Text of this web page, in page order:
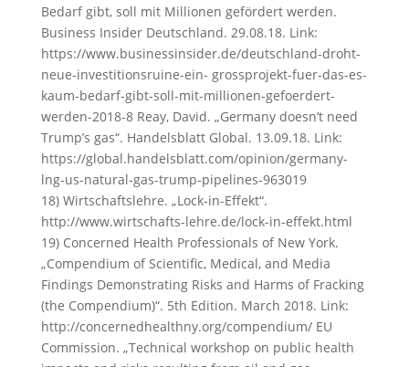
Bedarf gibt, soll mit Millionen gefördert werden.
Business Insider Deutschland. 29.08.18. Link:
https://www.businessinsider.de/deutschland-droht-
neue-investitionsruine-ein- grossprojekt-fuer-das-es-
kaum-bedarf-gibt-soll-mit-millionen-gefoerdert-
werden-2018-8 Reay, David. „Germany doesn’t need
Trump’s gas“. Handelsblatt Global. 13.09.18. Link:
https://global.handelsblatt.com/opinion/germany-
lng-us-natural-gas-trump-pipelines-963019
18) Wirtschaftslehre. „Lock-in-Effekt“.
http://www.wirtschafts-lehre.de/lock-in-effekt.html
19) Concerned Health Professionals of New York.
„Compendium of Scientific, Medical, and Media
Findings Demonstrating Risks and Harms of Fracking
(the Compendium)“. 5th Edition. March 2018. Link:
http://concernedhealthny.org/compendium/ EU
Commission. „Technical workshop on public health